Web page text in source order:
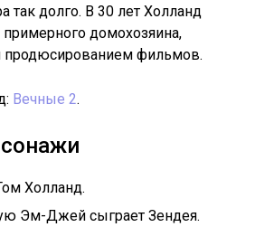
так долго. В 30 лет Холланд
примерного домохозяина,
продюсированием фильмов.
Вечные 2.
Холланд.
Эм-Джей сыграет Зендея.